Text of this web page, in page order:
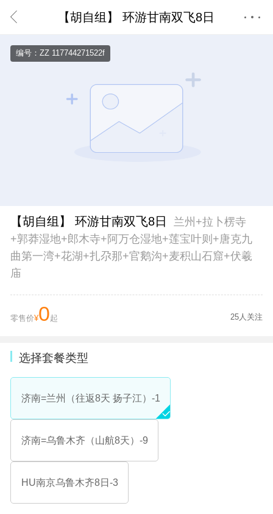
【胡自组】 环游甘南双飞8日
编号：ZZ 117744271522f
【胡自组】 环游甘南双飞8日
兰州+拉卜楞寺
+郭莽湿地+郎木寺+阿万仓湿地+莲宝叶则+唐克九
曲第一湾+花湖+扎尕那+官鹅沟+麦积山石窟+伏羲
庙
零售价¥0起 25人关注
选择套餐类型
济南=兰州（往返8天 扬子江）-1
济南=乌鲁木齐（山航8天）-9
HU南京乌鲁木齐8日-3